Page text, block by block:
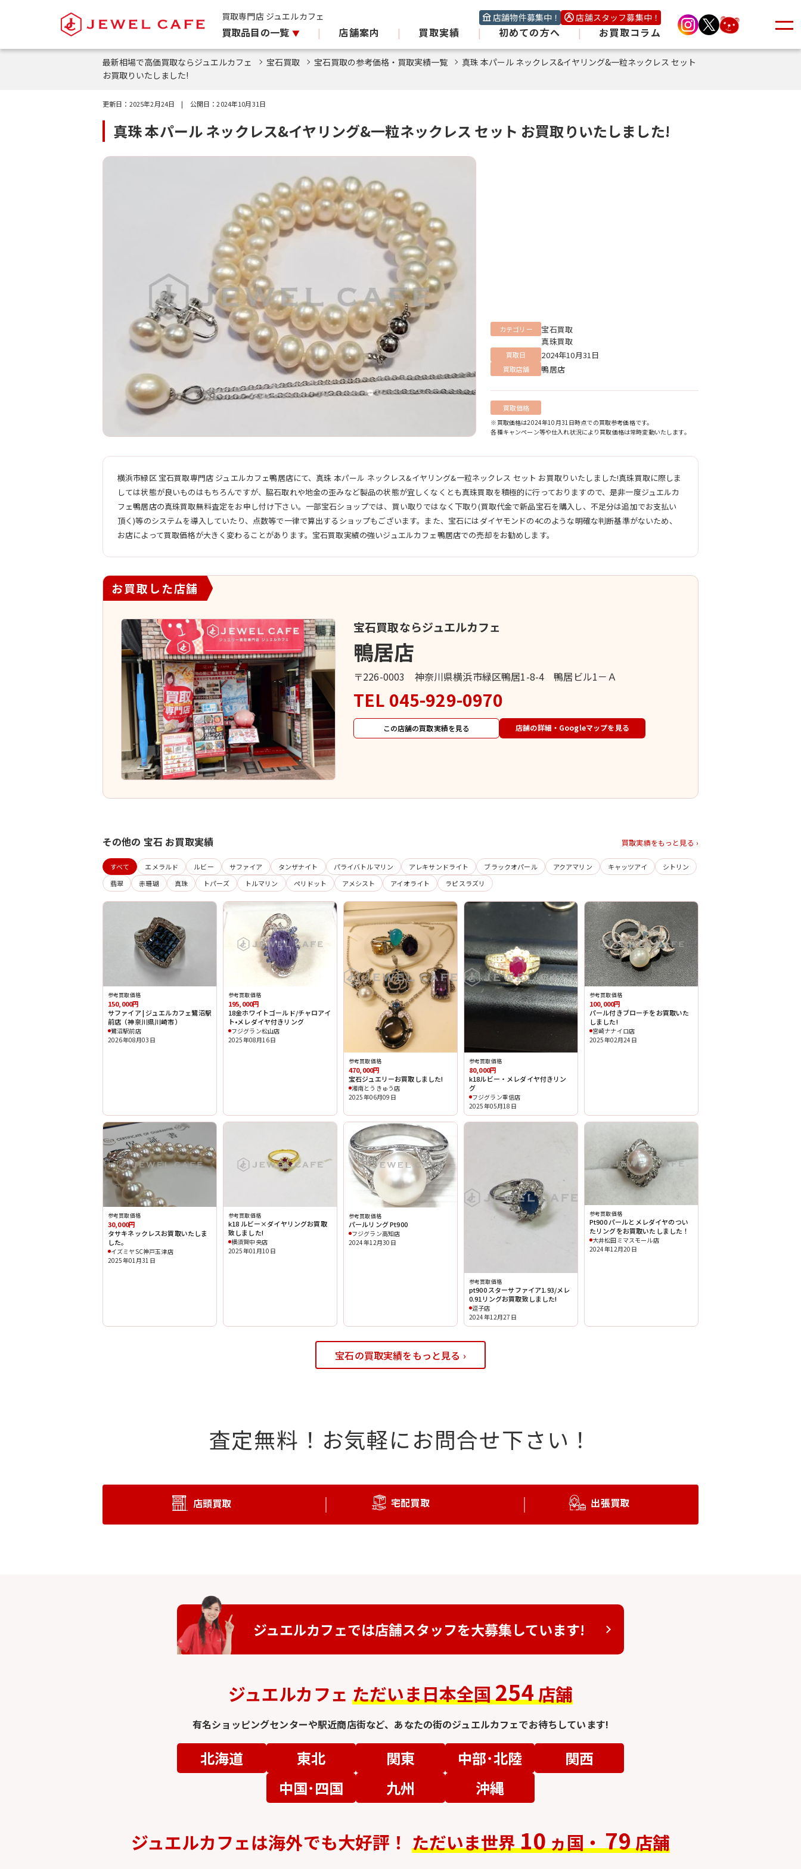
買取専門店 ジュエルカフェ 店舗物件募集中！ 店舗スタッフ募集中！
買取品目の一覧 | 店舗案内 | 買取実績 | 初めての方へ | お買取コラム
最新相場で高価買取ならジュエルカフェ 宝石買取 宝石買取の参考価格・買取実績一覧
真珠 本パール ネックレス&イヤリング&一粒ネックレス セット
お買取りいたしました!
更新日： 2025年2月24日 | 公開日：2024年10月31日
真珠 本パール ネックレス&イヤリング&一粒ネックレス セット お買取りいたしました!
カテゴリー
宝石買取
真珠買取
買取日 2024年10月31日
買取店舗 鴨居店
買取価格
※買取価格は2024年10月31日時点での買取参考価格です。
各種キャンペーン等や仕入れ状況により買取価格は常時変動いたします。
横浜市緑区 宝石買取専門店 ジュエルカフェ鴨居店にて、真珠 本パール ネックレス&イヤリング&一粒ネックレス セット お買取りいたしました!真珠買取に際しま
しては状態が良いものはもちろんですが、脇石取れや地金の歪みなど製品の状態が宜しくなくとも真珠買取を積極的に行っておりますので、是非一度ジュエルカ
フェ鴨居店の真珠買取無料査定をお申し付け下さい。一部宝石ショップでは、買い取りではなく下取り(買取代金で新品宝石を購入し、不足分は追加でお支払い
頂く)等のシステムを導入していたり、点数等で一律で算出するショップもございます。また、宝石にはダイヤモンドの4Cのような明確な判断基準がないため、
お店によって買取価格が大きく変わることがあります。宝石買取実績の強いジュエルカフェ鴨居店での売却をお勧めします。
お買取した店舗
宝石買取ならジュエルカフェ
鴨居店
〒226-0003 神奈川県横浜市緑区鴨居1-8-4 鴨居ビル1－Ａ
TEL 045-929-0970
この店舗の買取実績を見る 店舗の詳細・Googleマップを見る
その他の 宝石 お買取実績 買取実績をもっと見る ›
すべて エメラルド ルビー サファイア タンザナイト パライバトルマリン アレキサンドライト ブラックオパール アクアマリン キャッツアイ
シトリン
翡翠
赤珊瑚 真珠 トパーズ トルマリン ペリドット アメシスト アイオライト ラピスラズリ
参考買取価格
150,000円
サファイア | ジュエルカフェ鷺沼駅
前店（神奈川県川崎市）
鷺沼駅前店
2026年08月03日
参考買取価格
195,000円
18金ホワイトゴールド/チャロアイ
ト•メレダイヤ付きリング
フジグラン松山店
2025年08月16日
参考買取価格
470,000円
宝石ジュエリーお買取しました!
湘南とうきゅう店
2025年06月09日
参考買取価格
80,000円
k18ルビー・メレダイヤ付きリン
グ
フジグラン重信店
2025年05月18日
参考買取価格
100,000円
パール付きブローチをお買取いた
しました!
宮崎ナナイロ店
2025年02月24日
参考買取価格
30,000円
タサキネックレスお買取いたしま
した。
イズミヤSC神戸玉津店
2025年01月31日
参考買取価格
k18 ルビー×ダイヤリングお買取
致しました!
横須賀中央店
2025年01月10日
参考買取価格
パールリング Pt900
フジグラン高知店
2024年12月30日
参考買取価格
pt900 スターサファイア1.93/メレ
0.91リングお買取致しました!
逗子店
2024年12月27日
参考買取価格
Pt900 パールとメレダイヤのつい
たリングをお買取いたしました！
大井松田ミマスモール店
2024年12月20日
宝石の買取実績をもっと見る ›
査定無料！ お気軽にお問合せ下さい！
店頭買取 宅配買取 出張買取
ジュエルカフェでは店舗スタッフを大募集しています!
ジュエルカフェただいま日本全国254店舗
有名ショッピングセンターや駅近商店街など、 あなたの街のジュエルカフェでお待ちしています!
北海道 東北 関東 中部･北陸
関西
中国･四国
九州 沖縄
ジュエルカフェは海外でも大好評！ ただいま世界10ヵ国・79店舗